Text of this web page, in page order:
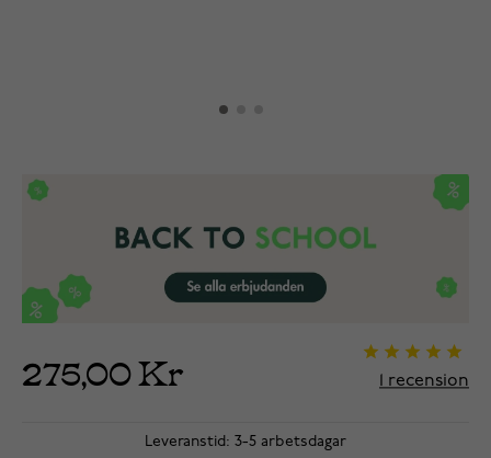
275,00 Kr 1 recension
Leveranstid: 3-5 arbetsdagar